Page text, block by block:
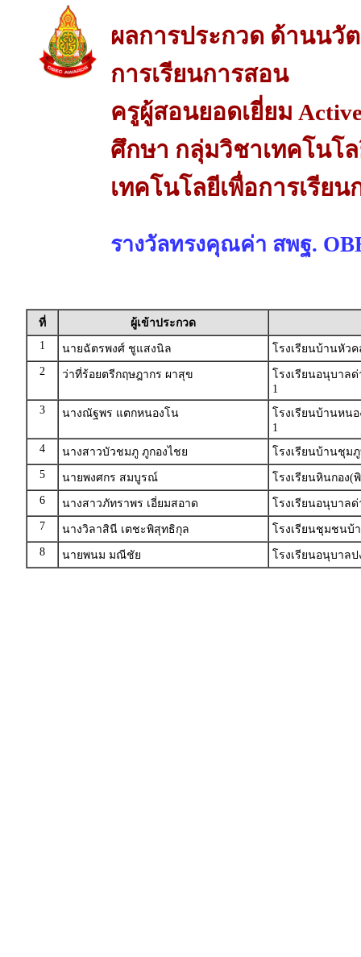
ผลการประกวด ด้านนวั
การเรียนการสอน
ครูผู้สอนยอดเยี่ยม
ศึกษา กลุ่มวิชาเทคโนโ
เทคโนโลยีเพื่อการเรีย
รางวัลทรงคุณค่า สพฐ.
ที่
ผู้เข้าประกวด
1
นายฉัตรพงศ์ ชูแสงนิล
โรงเรียนบ้านหัว
2
ว่าที่ร้อยตรีกฤษฎากร ผาสุข
โรงเรียนอนุบาล
1
3
นางณัฐพร แตกหนองโน
โรงเรียนบ้านหน
1
4
นางสาวบัวชมภู ภูกองไชย
โรงเรียนบ้านชุม
5
นายพงศกร สมบูรณ์
โรงเรียนหินกอง
6
นางสาวภัทราพร เอี่ยมสอาด
โรงเรียนอนุบาล
7
นางวิลาสินี เตชะพิสุทธิกุล
โรงเรียนชุมชนบ้
8
นายพนม มณีชัย โรงเรียนอนุบาล